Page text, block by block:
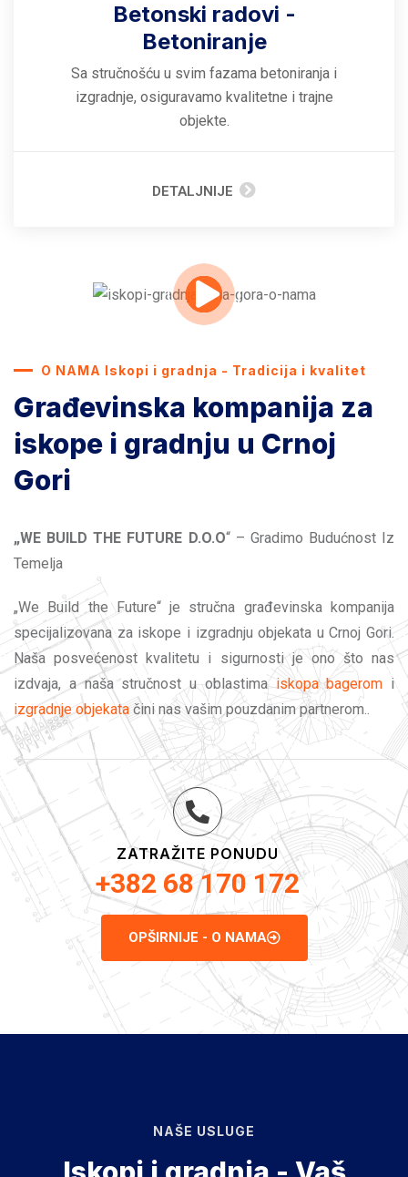
Betonski radovi -
Betoniranje
Sa stručnošću u svim fazama betoniranja i
izgradnje, osiguravamo kvalitetne i trajne
objekte.
DETALJNIJE
O NAMA Iskopi i gradnja - Tradicija i kvalitet
Građevinska kompanija za
iskope i gradnju u Crnoj
Gori
„WE BUILD THE FUTURE D.O.O“ – Gradimo Budućnost Iz
Temelja
„We Build the Future“ je stručna građevinska kompanija
specijalizovana za iskope i izgradnju objekata u Crnoj Gori.
Naša posvećenost kvalitetu i sigurnosti je ono što nas
izdvaja, a naša stručnost u oblastimaiskopa bagerom i
izgradnje objekata čini nas vašim pouzdanim partnerom..
ZATRAŽITE PONUDU
+382 68 170 172
OPŠIRNIJE - O NAMA
NAŠE USLUGE